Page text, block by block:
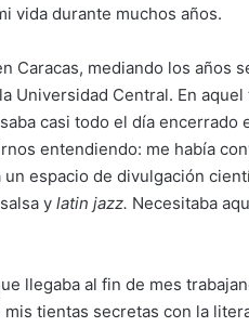
vida durante muchos años.
Caracas, mediando los años
Universidad Central. En
casi todo el día
entendiendo: me había
espacio de divulgación
y latin jazz. Necesitaba
llegaba al fin de mes
tientas secretas con la